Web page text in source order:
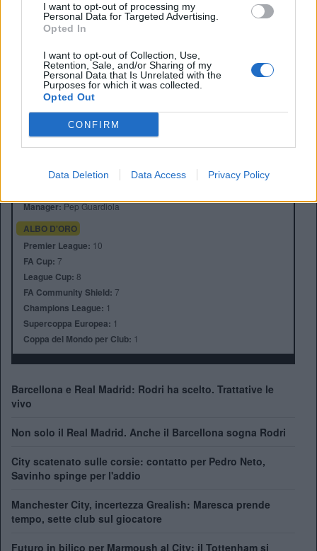
I want to opt-out of processing my
Personal Data for Targeted Advertising.
Opted In
I want to opt-out of Collection, Use,
Retention, Sale, and/or Sharing of my
Personal Data that Is Unrelated with the
Purposes for which it was collected.
Opted Out
CONFIRM
Data Deletion Data Access Privacy Policy
Anno di Fondazione:
Manchester
Manager:Pep Guardiola
ALBO D'ORO
Premier League: 10
FA Cup: 7
League Cup: 8
FA Community Shield: 7
Champions League: 1
Supercoppa Europea: 1
Coppa del Mondo per Club: 1
Barcellona e Real Madrid: Rodri ha scelto. Trattative le
vivo
Non solo il Real Madrid. Anche il Barcellona sogna Rodri
City scatenato sulle corsie: contatto per Pedro Neto,
Savinho spinge per l'addio
Manchester City, incertezza Grealish: Maresca prende
tempo, sette club sul giocatore
Futuro in bilico per Marmoush al City: il Tottenham si